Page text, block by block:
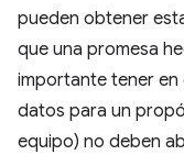
pueden obtener
que una promesa
importante tener en
datos para un
equipo) no deben